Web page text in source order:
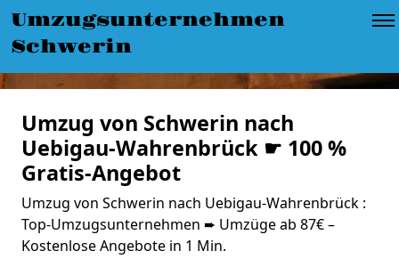
Umzugsunternehmen
Schwerin
Umzug von Schwerin nach
Uebigau-Wahrenbrück ☛ 100 %
Gratis-Angebot
Umzug von Schwerin nach Uebigau-Wahrenbrück :
Top-Umzugsunternehmen ➨ Umzüge ab 87€ –
Kostenlose Angebote in 1 Min.